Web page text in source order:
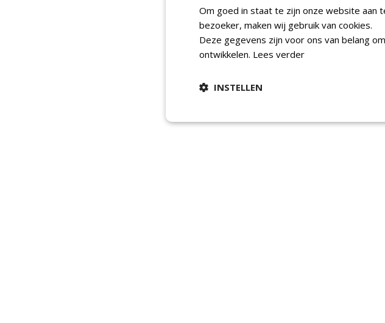
Om goed in staat te zijn onze website aan
bezoeker, maken wij gebruik van cookies.
Deze gegevens zijn voor ons van belang
ontwikkelen. Lees verder
INSTELLEN